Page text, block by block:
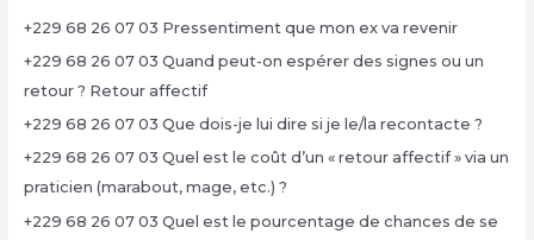
+229 68 26 07 03 Pressentiment que mon ex va revenir
+229 68 26 07 03 Quand peut-on espérer des signes ou un
retour ? Retour affectif
+229 68 26 07 03 Que dois-je lui dire si je le/la recontacte ?
+229 68 26 07 03 Quel est le coût d’un « retour affectif » via un
praticien (marabout, mage, etc.) ?
+229 68 26 07 03 Quel est le pourcentage de chances de se